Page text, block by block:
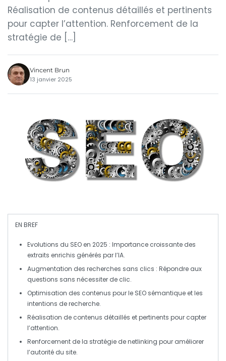
Réalisation de contenus détaillés et pertinents
pour capter l’attention. Renforcement de la
stratégie de […]
Vincent Brun
13 janvier 2025
EN BREF
Evolutions du SEO en 2025 : Importance croissante des
extraits enrichis générés par l’IA.
Augmentation des recherches sans clics : Répondre aux
questions sans nécessiter de clic.
Optimisation des contenus pour le SEO sémantique et les
intentions de recherche.
Réalisation de contenus détaillés et pertinents pour capter
l’attention.
Renforcement de la stratégie de netlinking pour améliorer
l’autorité du site.